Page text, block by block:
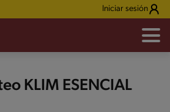
Iniciar sesión
KLIM ESENCIAL